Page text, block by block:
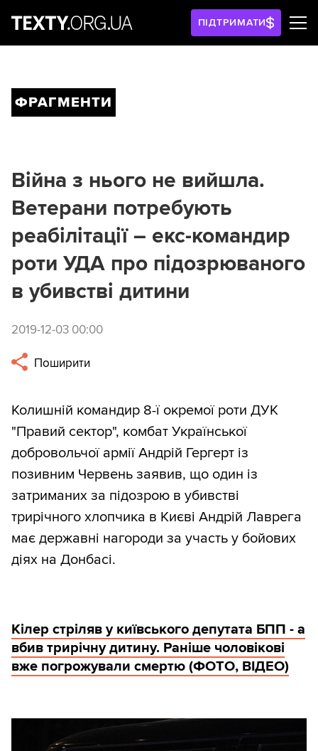
ПІДТРИМАТИ
ФРАГМЕНТИ
Війна з нього не вийшла.
Ветерани потребують
реабілітації – екс-командир
роти УДА про підозрюваного
в убивстві дитини
2019-12-03 00:00
Поширити
Колишній командир 8-ї окремої роти ДУК
"Правий сектор", комбат Української
добровольчої армії Андрій Гергерт із
позивним Червень заявив, що один із
затриманих за підозрою в убивстві
трирічного хлопчика в Києві Андрій Лаврега
має державні нагороди за участь у бойових
діях на Донбасі.
Кілер стріляв у київського депутата БПП - а
вбив трирічну дитину. Раніше чоловікові
вже погрожували смертю (ФОТО, ВІДЕО)